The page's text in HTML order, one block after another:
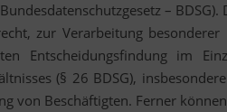
–
zur Verarbeitung
Entscheidungsfindung im
(§ 26 BDSG),
von Beschäftigten. Ferner